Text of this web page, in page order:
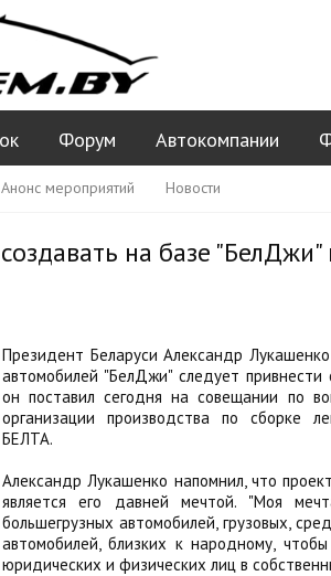
Форум Автокомпании
Анонс мероприятий Новости
на базе
Президент Беларуси Александр
автомобилей "БелДжи" следует
он поставил сегодня на совещании по
организации производства по сборке
БЕЛТА.
Александр Лукашенко напомнил, что
является его давней мечтой. "Моя
большегрузных автомобилей, грузовых,
автомобилей, близких к народному,
юридических и физических лиц в